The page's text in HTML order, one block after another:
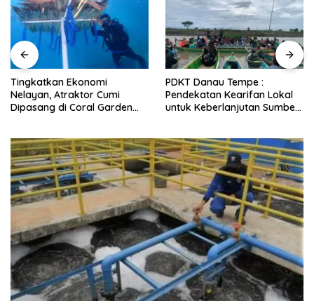
PDKT Danau Tempe :
Pendekatan Kearifan Lokal
untuk Keberlanjutan Sumber
Cara Mengatasi Penyakit
PMK pada Sapi Perah
Alami dan Medis